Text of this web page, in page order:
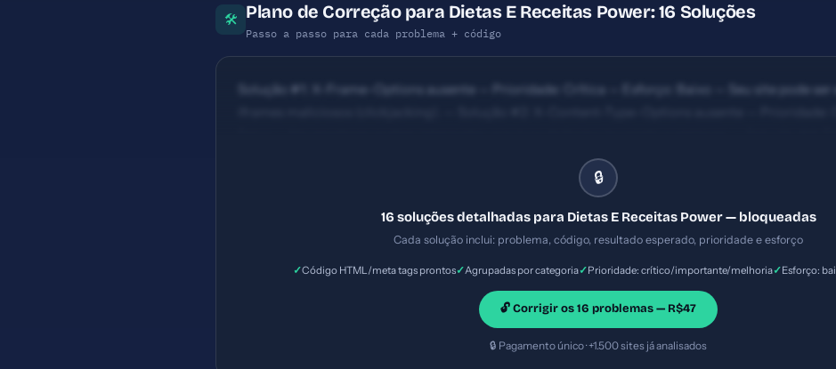
🛠 Plano de Correção para Dietas E Receitas Power: 16 Soluções
Passo a passo para cada problema + código
Solução #1: X-Frame-Options ausente — Prioridade: Crítica — Esforço: Baixo — Seu site pode ser
caracteres (ideal: 30-60) — Prioridade: Importante — Esforço: Baixo
🔒
16 soluções detalhadas para Dietas E Receitas Power — bloqueadas
Cada solução inclui: problema, código, resultado esperado, prioridade e esforço
✓Código HTML/meta tags prontos✓Agrupadas por categoria✓Prioridade: crítico/importante/melhoria✓Esforço:
🔓 Corrigir os 16 problemas — R$47
🔒 Pagamento único · +1.500 sites já analisados